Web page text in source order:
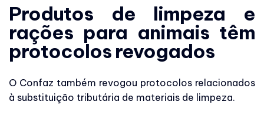
Produtos de limpeza e
rações para animais têm
protocolos revogados
O Confaz também revogou protocolos relacionados
à substituição tributária de materiais de limpeza.